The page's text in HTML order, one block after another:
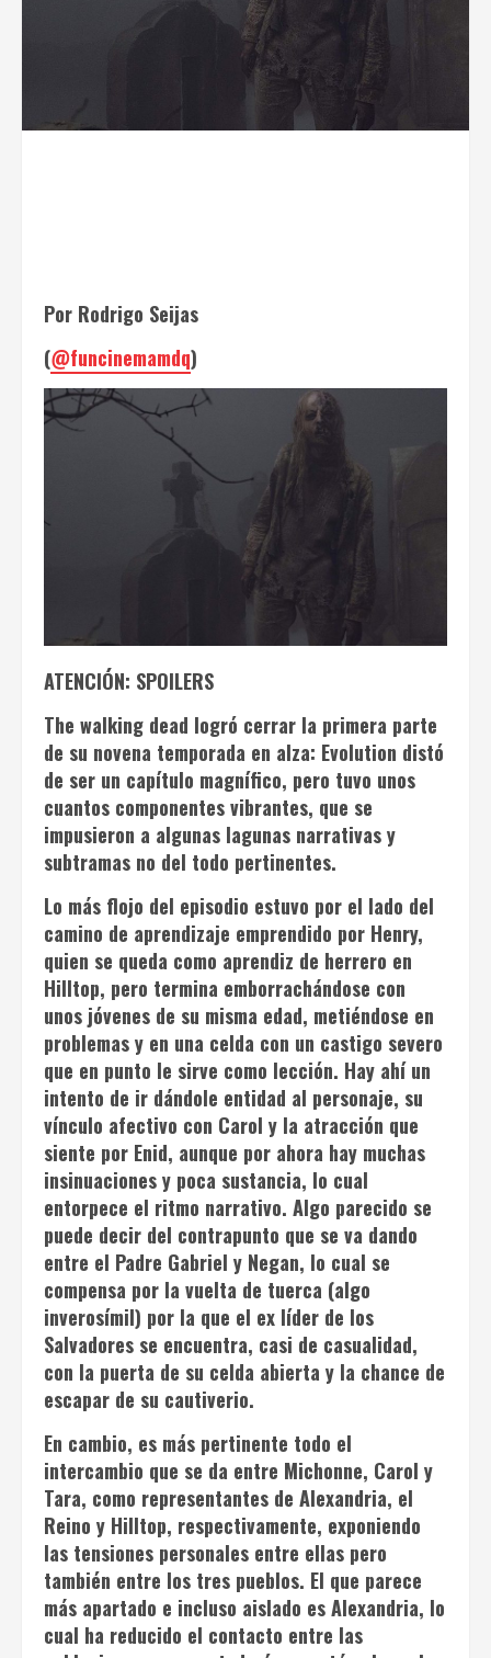
Por Rodrigo Seijas
(@funcinemamdq)
ATENCIÓN: SPOILERS
The walking dead logró cerrar la primera parte
de su novena temporada en alza: Evolution distó
de ser un capítulo magnífico, pero tuvo unos
cuantos componentes vibrantes, que se
impusieron a algunas lagunas narrativas y
subtramas no del todo pertinentes.
Lo más flojo del episodio estuvo por el lado del
camino de aprendizaje emprendido por Henry,
quien se queda como aprendiz de herrero en
Hilltop, pero termina emborrachándose con
unos jóvenes de su misma edad, metiéndose en
problemas y en una celda con un castigo severo
que en punto le sirve como lección. Hay ahí un
intento de ir dándole entidad al personaje, su
vínculo afectivo con Carol y la atracción que
siente por Enid, aunque por ahora hay muchas
insinuaciones y poca sustancia, lo cual
entorpece el ritmo narrativo. Algo parecido se
puede decir del contrapunto que se va dando
entre el Padre Gabriel y Negan, lo cual se
compensa por la vuelta de tuerca (algo
inverosímil) por la que el ex líder de los
Salvadores se encuentra, casi de casualidad,
con la puerta de su celda abierta y la chance de
escapar de su cautiverio.
En cambio, es más pertinente todo el
intercambio que se da entre Michonne, Carol y
Tara, como representantes de Alexandria, el
Reino y Hilltop, respectivamente, exponiendo
las tensiones personales entre ellas pero
también entre los tres pueblos. El que parece
más apartado e incluso aislado es Alexandria, lo
cual ha reducido el contacto entre las